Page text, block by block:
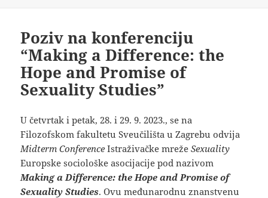
Poziv na konferenciju
“Making a Difference: the
Hope and Promise of
Sexuality Studies”
U četvrtak i petak, 28. i 29. 9. 2023., se na
Filozofskom fakultetu Sveučilišta u Zagrebu odvija
Midterm Conference Istraživačke mrežeSexuality
Europske sociološke asocijacije pod nazivom
Making a Difference: the Hope and Promise of
Sexuality Studies. Ovu međunarodnu znanstvenu